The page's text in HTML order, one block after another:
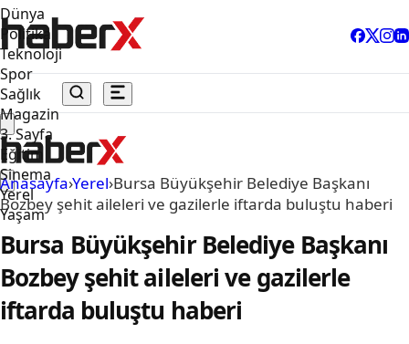
Dünya
Politika
Teknoloji
Spor
Sağlık
Magazin
3. Sayfa
Eğitim
Sinema
Yerel
Yaşam
Anasayfa›Yerel›Bursa Büyükşehir Belediye Başkanı
Bozbey şehit aileleri ve gazilerle iftarda buluştu haberi
Bursa Büyükşehir Belediye Başkanı
Bozbey şehit aileleri ve gazilerle
iftarda buluştu haberi